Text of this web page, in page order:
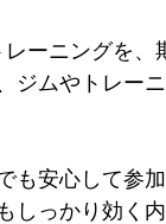
ーニングを
ジムやトレー
も安心して参
しっかり効く